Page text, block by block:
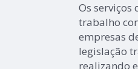
Os
trabalho
empresas
legislação
realizando